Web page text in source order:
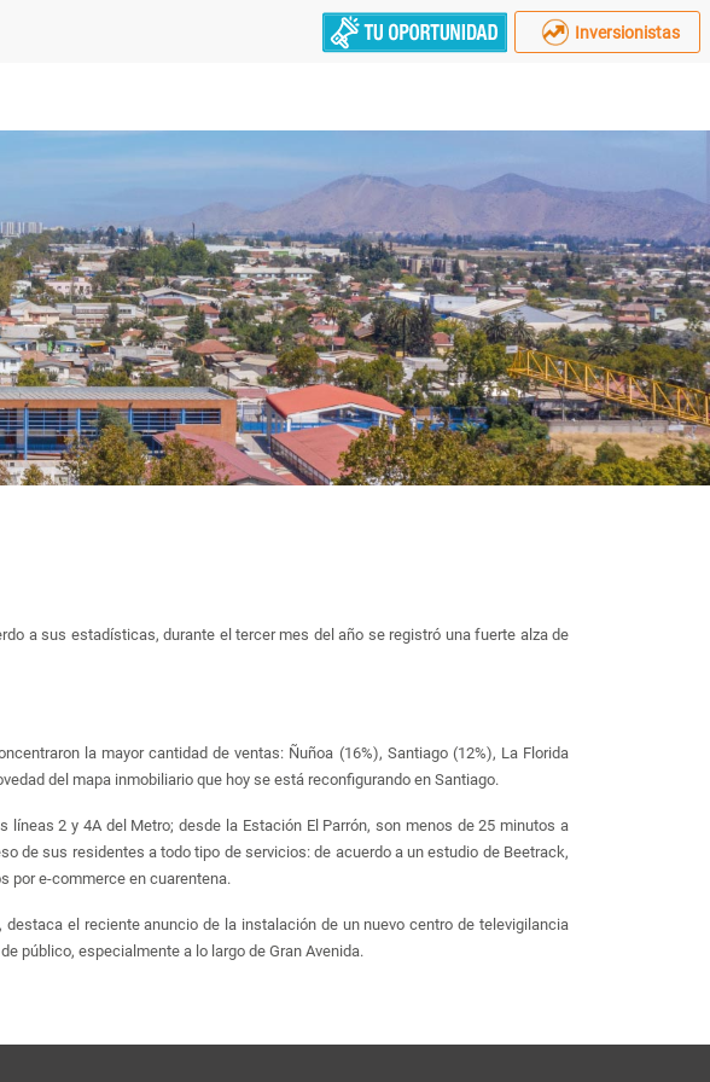
Inversionistas
a sus estadísticas, durante el tercer mes del año se registró una fuerte alza de
la mayor cantidad de ventas: Ñuñoa (16%), Santiago (12%), La Florida
del mapa inmobiliario que hoy se está reconfigurando en Santiago.
2 y 4A del Metro; desde la Estación El Parrón, son menos de 25 minutos a
de sus residentes a todo tipo de servicios: de acuerdo a un estudio de Beetrack,
por e-commerce en cuarentena.
el reciente anuncio de la instalación de un nuevo centro de televigilancia
público, especialmente a lo largo de Gran Avenida.